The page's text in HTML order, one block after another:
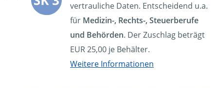
vertrauliche Daten. Entscheidend u.a.
für Medizin-, Rechts-, Steuerberufe
und Behörden. Der Zuschlag beträgt
EUR 25,00 je Behälter.
Weitere Informationen